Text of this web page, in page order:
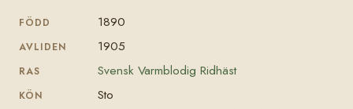
FÖDD 1890
AVLIDEN 1905
RAS Svensk Varmblodig Ridhäst
KÖN Sto